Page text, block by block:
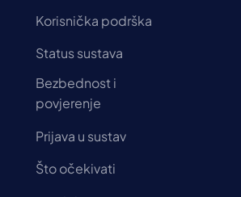
Korisnička podrška
Status sustava
Bezbednost i
povjerenje
Prijava u sustav
Što očekivati